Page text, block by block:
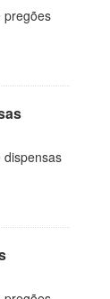
pregões
dispensas